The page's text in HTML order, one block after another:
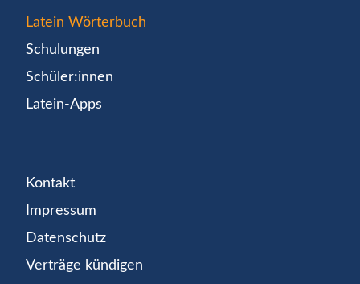
Latein Wörterbuch
Schulungen
Schüler:innen
Latein-Apps
Kontakt
Impressum
Datenschutz
Verträge kündigen